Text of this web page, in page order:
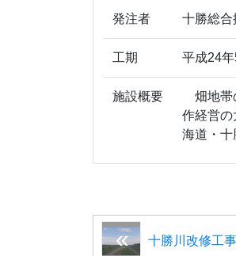
発注者 十勝総合
工期 平成24
施設概要
畑地帯
作経営の
海道・十
十勝川改修工